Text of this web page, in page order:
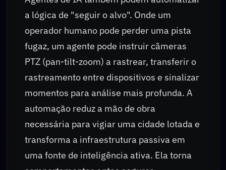
a lógica de "seguir o alvo". Onde um
operador humano pode perder uma pista
fugaz, um agente pode instruir câmeras
PTZ (pan-tilt-zoom) a rastrear, transferir o
rastreamento entre dispositivos e sinalizar
momentos para análise mais profunda. A
automação reduz a mão de obra
necessária para vigiar uma cidade lotada e
transforma a infraestrutura passiva em
uma fonte de inteligência ativa. Ela torna